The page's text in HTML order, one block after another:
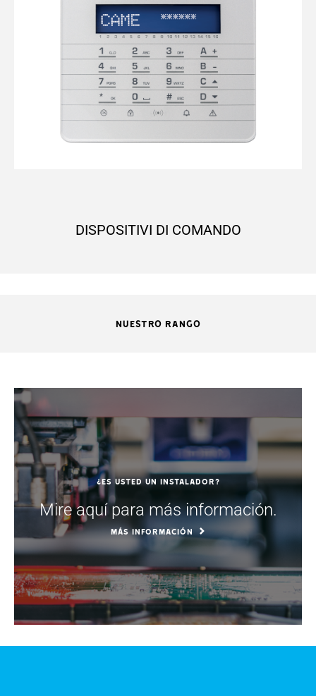
DISPOSITIVI DI COMANDO
NUESTRO RANGO
¿Es usted un instalador?
Mire aquí para más información.
MÁS INFORMACIÓN